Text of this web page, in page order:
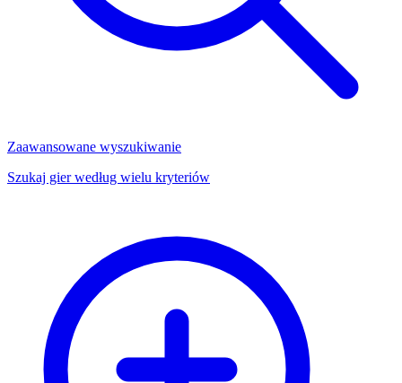
Zaawansowane wyszukiwanie
Szukaj gier według wielu kryteriów